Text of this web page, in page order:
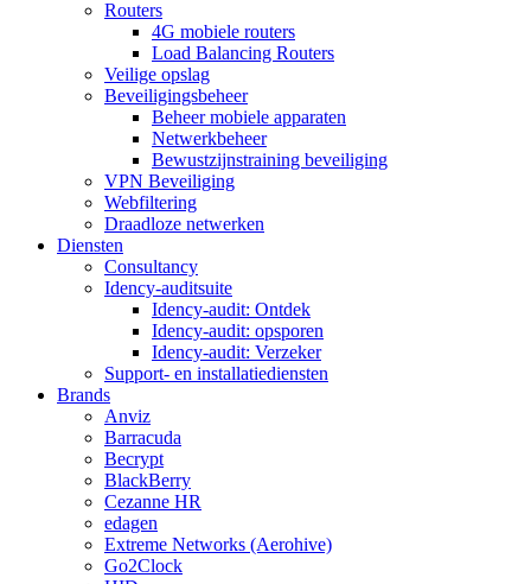
Routers
4G mobiele routers
Load Balancing Routers
Veilige opslag
Beveiligingsbeheer
Beheer mobiele apparaten
Netwerkbeheer
Bewustzijnstraining beveiliging
VPN Beveiliging
Webfiltering
Draadloze netwerken
Diensten
Consultancy
Idency-auditsuite
Idency-audit: Ontdek
Idency-audit: opsporen
Idency-audit: Verzeker
Support- en installatiediensten
Brands
Anviz
Barracuda
Becrypt
BlackBerry
Cezanne HR
edagen
Extreme Networks (Aerohive)
Go2Clock